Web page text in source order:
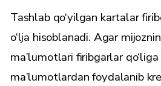
Tashlab qo‘yilgan kartalar
o‘lja hisoblanadi. Agar
ma’lumotlari firibgarlar
ma’lumotlardan foydalanib